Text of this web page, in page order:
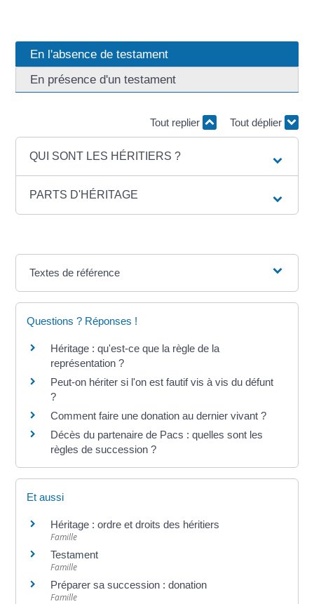
En l'absence de testament
En présence d'un testament
Tout replier Tout déplier
QUI SONT LES HÉRITIERS ?
PARTS D'HÉRITAGE
Textes de référence
Questions ? Réponses !
Héritage : qu'est-ce que la règle de la
représentation ?
Peut-on hériter si l'on est fautif vis à vis du défunt
?
Comment faire une donation au dernier vivant ?
Décès du partenaire de Pacs : quelles sont les
règles de succession ?
Et aussi
Héritage : ordre et droits des héritiers
Famille
Testament
Famille
Préparer sa succession : donation
Famille